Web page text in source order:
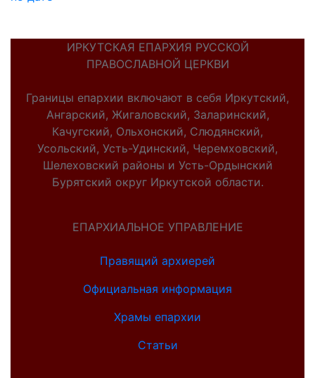
ИРКУТСКАЯ ЕПАРХИЯ РУССКОЙ
ПРАВОСЛАВНОЙ ЦЕРКВИ
Границы епархии включают в себя Иркутский,
Ангарский, Жигаловский, Заларинский,
Качугский, Ольхонский, Слюдянский,
Усольский, Усть-Удинский, Черемховский,
Шелеховский районы и Усть-Ордынский
Бурятский округ Иркутской области.
ЕПАРХИАЛЬНОЕ УПРАВЛЕНИЕ
Правящий архиерей
Официальная информация
Храмы епархии
Статьи